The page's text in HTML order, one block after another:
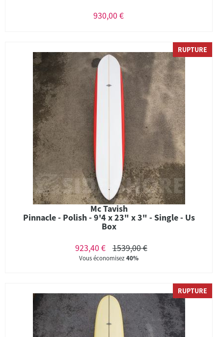
930,00 €
RUPTURE
Mc Tavish
Pinnacle - Polish - 9'4 x 23" x 3" - Single - Us
Box
923,40 €
1539,00 €
Vous économisez40%
RUPTURE